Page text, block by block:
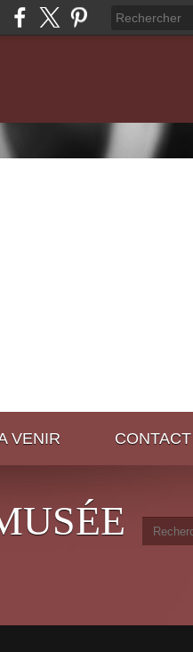
VENIR CONTACT